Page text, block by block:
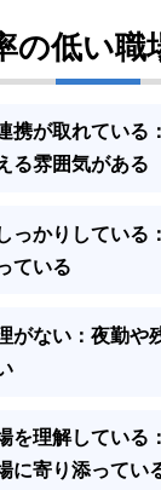
の低い職
携が取れている
る雰囲気がある
っかりしている
ている
がない：夜勤や
を理解している
に寄り添ってい